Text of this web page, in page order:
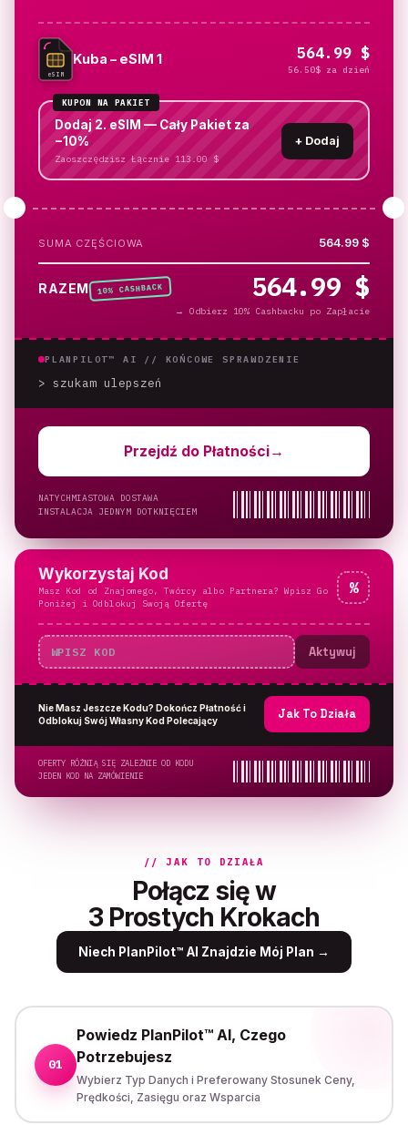
eSIM
Kuba – eSIM 1 564.99 $
56.50$ za dzień
KUPON NA PAKIET
Dodaj 2. eSIM — Cały Pakiet za
−10%
Zaoszczędzisz Łącznie 113.00 $
+ Dodaj
SUMA CZĘŚCIOWA 564.99 $
RAZEM 10% CASHBACK 564.99 $
→ Odbierz 10% Cashbacku po Zapłacie
PLANPILOT™ AI // KOŃCOWE SPRAWDZENIE
> szukam ulepszeń
Przejdź do Płatności→
NATYCHMIASTOWA DOSTAWA
INSTALACJA JEDNYM DOTKNIĘCIEM
Wykorzystaj Kod
Masz Kod od Znajomego, Twórcy albo Partnera? Wpisz Go
Poniżej i Odblokuj Swoją Ofertę
%
Aktywuj
Nie Masz Jeszcze Kodu? Dokończ Płatność i
Odblokuj Swój Własny Kod Polecający
Jak To Działa
OFERTY RÓŻNIĄ SIĘ ZALEŻNIE OD KODU
JEDEN KOD NA ZAMÓWIENIE
// JAK TO DZIAŁA
Połącz się w
3 Prostych Krokach
Niech PlanPilot™ AI Znajdzie Mój Plan →
01
Powiedz PlanPilot™ AI, Czego
Potrzebujesz
Wybierz Typ Danych i Preferowany Stosunek Ceny,
Prędkości, Zasięgu oraz Wsparcia